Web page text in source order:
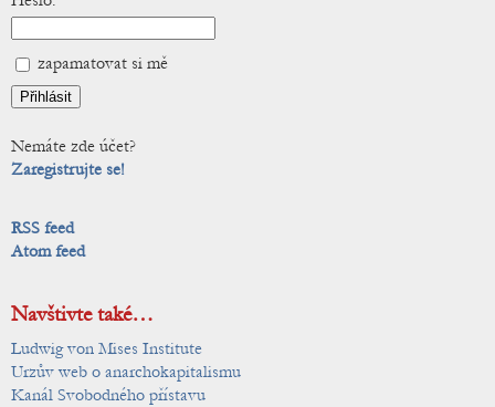
zapamatovat si mě
Nemáte zde účet?
Zaregistrujte se!
RSS feed
Atom feed
Navštivte také…
Ludwig von Mises Institute
Urzův web o anarchokapitalismu
Kanál Svobodného přístavu